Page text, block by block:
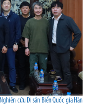
cứu Di sản Biển Quốc gia Hàn